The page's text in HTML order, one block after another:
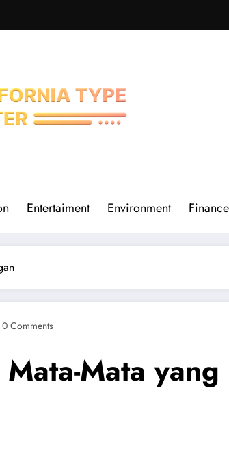
Entertaiment Environment Finance
0 Comments
Mata